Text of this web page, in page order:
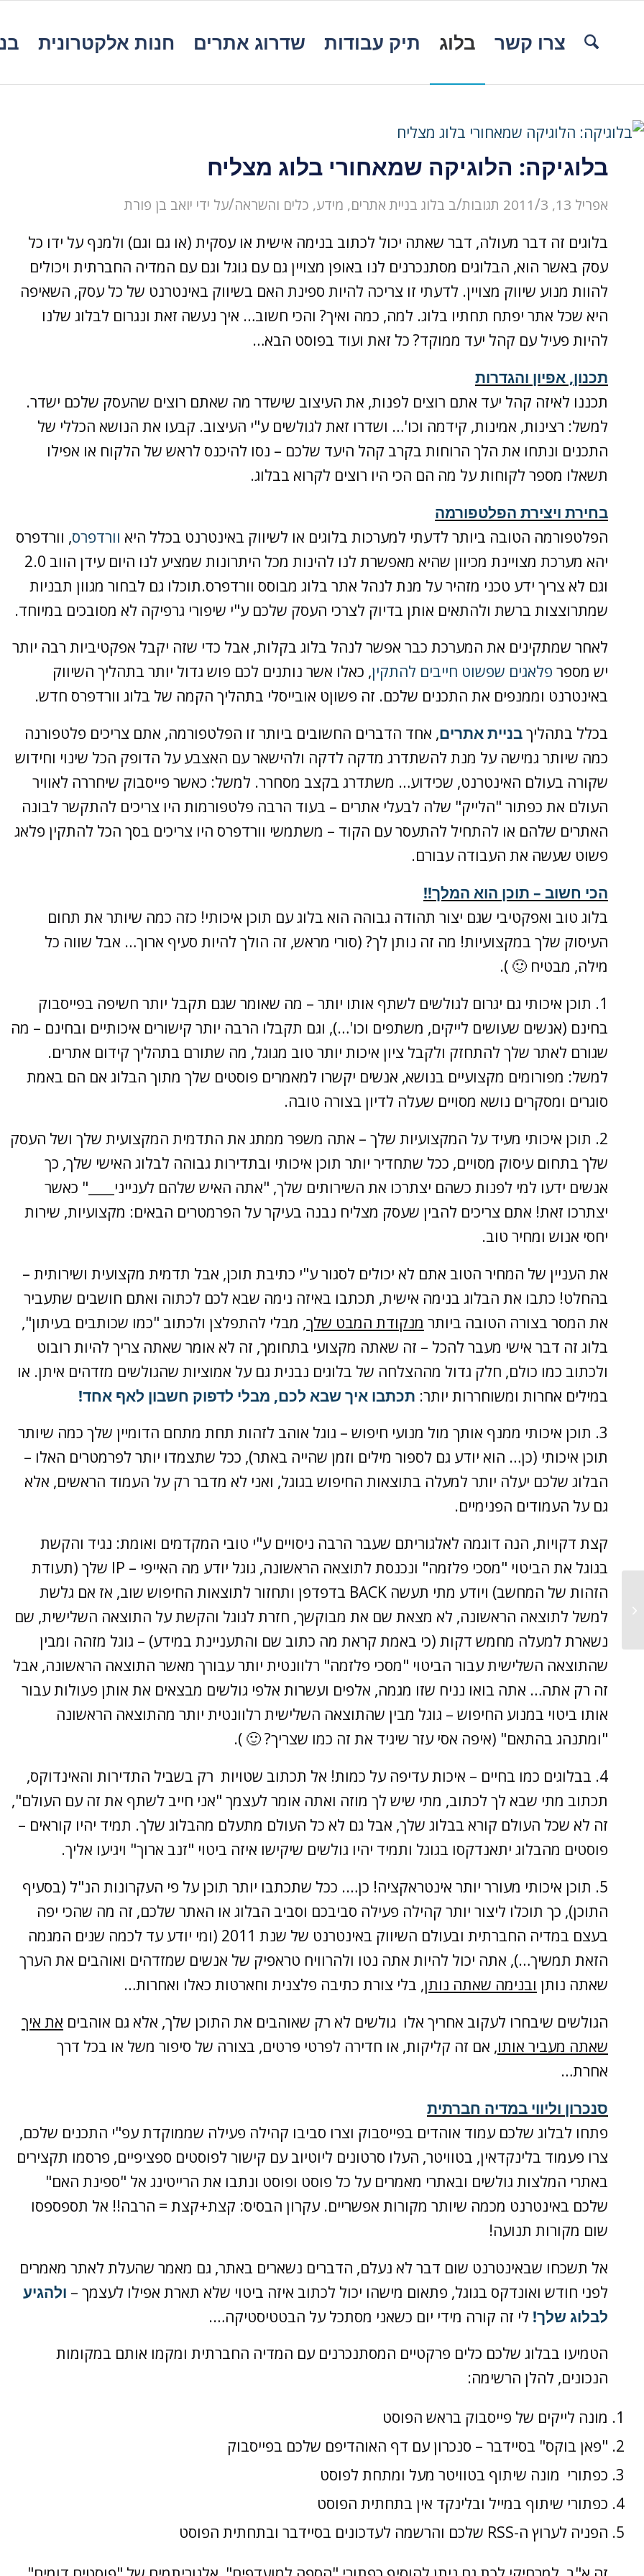
חנות אלקטרונית שדרוג אתרים תיק עבודות בלוג צרו קשר
בלוגיקה: הלוגיקה שמאחורי בלוג מצליח
אפריל 13, 2011 /3 תגובות /ב בלוג בניית אתרים, מידע, כלים והשראה/על ידי יואב בן פורת
בלוגים זה דבר מעולה, דבר שאתה יכול לכתוב בנימה אישית או עסקית (או גם וגם) ולמנף על ידו כל
עסק באשר הוא, הבלוגים מסתנכרנים לנו באופן מצויין גם עם גוגל וגם עם המדיה החברתית ויכולים
להוות מנוע שיווק מצויין. לדעתי זו צריכה להיות ספינת האם בשיווק באינטרנט של כל עסק, השאיפה
היא שכל אתר יפתח תחתיו בלוג. למה, כמה ואיך? והכי חשוב… איך נעשה זאת ונגרום לבלוג שלנו
להיות פעיל עם קהל יעד ממוקד? כל זאת ועוד בפוסט הבא…
תכנון, אפיון והגדרות
תכננו לאיזה קהל יעד אתם רוצים לפנות, את העיצוב שישדר מה שאתם רוצים שהעסק שלכם ישדר.
למשל: רצינות, אמינות, קידמה וכו'… ושדרו זאת לגולשים ע"י העיצוב. קבעו את הנושא הכללי של
התכנים ונתחו את הלך הרוחות בקרב קהל היעד שלכם – נסו להיכנס לראש של הלקוח או אפילו
תשאלו מספר לקוחות על מה הם הכי היו רוצים לקרוא בבלוג.
בחירת ויצירת הפלטפורמה
הפלטפורמה הטובה ביותר לדעתי למערכות בלוגים או לשיווק באינטרנט בכלל היא וורדפרס, וורדפרס
יהא מערכת מצויינת מכיוון שהיא מאפשרת לנו להינות מכל היתרונות שמציע לנו היום עידן הווב 2.0
וגם לא צריך ידע טכני מזהיר על מנת לנהל אתר בלוג מבוסס וורדפרס.תוכלו גם לבחור מגוון תבניות
שמתרוצצות ברשת ולהתאים אותן בדיוק לצרכי העסק שלכם ע"י שיפורי גרפיקה לא מסובכים במיוחד.
לאחר שמתקינים את המערכת כבר אפשר לנהל בלוג בקלות, אבל כדי שזה יקבל אפקטיביות רבה יותר
יש מספר פלאגים שפשוט חייבים להתקין, כאלו אשר נותנים לכם פוש גדול יותר בתהליך השיווק
באינטרנט וממנפים את התכנים שלכם. זה פשוןט אובייסלי בתהליך הקמה של בלוג וורדפרס חדש.
בכלל בתהליךבניית אתרים, אחד הדברים החשובים ביותר זו הפלטפורמה, אתם צריכים פלטפורנה
כמה שיותר גמישה על מנת להשתדרג מדקה לדקה ולהישאר עם האצבע על הדופק הכל שינוי וחידוש
שקורה בעולם האינטרנט, שכידוע… משתדרג בקצב מסחרר. למשל: כאשר פייסבוק שיחררה לאוויר
העולם את כפתור "הלייק" שלה לבעלי אתרים – בעוד הרבה פלטפורמות היו צריכים להתקשר לבונה
האתרים שלהם או להתחיל להתעסר עם הקוד – משתמשי וורדפרס היו צריכים בסך הכל להתקין פלאג
פשוט שעשה את העבודה עבורם.
הכי חשוב – תוכן הוא המלך!!
בלוג טוב ואפקטיבי שגם יצור תהודה גבוהה הוא בלוג עם תוכן איכותי! כזה כמה שיותר את תחום
העיסוק שלך במקצועיות! מה זה נותן לך? (סורי מראש, זה הולך להיות סעיף ארוך… אבל שווה כל
מילה, מבטיח 🙂 ).
1. תוכן איכותי גם יגרום לגולשים לשתף אותו יותר – מה שאומר שגם תקבל יותר חשיפה בפייסבוק
בחינם (אנשים שעושים לייקים, משתפים וכו'…), וגם תקבלו הרבה יותר קישורים איכותיים ובחינם – מה
שגורם לאתר שלך להתחזק ולקבל ציון איכות יותר טוב מגוגל, מה שתורם בתהליך קידום אתרים.
למשל: מפורומים מקצועיים בנושא, אנשים יקשרו למאמרים פוסטים שלך מתוך הבלוג אם הם באמת
סוגרים ומסקרים נושא מסויים שעלה לדיון בצורה טובה.
2. תוכן איכותי מעיד על המקצועיות שלך – אתה משפר ממתג את התדמית המקצועית שלך ושל העסק
שלך בתחום עיסוק מסויים, ככל שתחדיר יותר תוכן איכותי ובתדירות גבוהה לבלוג האישי שלך, כך
אנשים ידעו למי לפנות כשהם יצתרכו את השירותים שלך, "אתה האיש שלהם לענייני____" כאשר
יצתרכו זאת! אתם צריכים להבין שעסק מצליח נבנה בעיקר על הפרמטרים הבאים: מקצועיות, שירות
יחסי אנוש ומחיר טוב.
את העניין של המחיר הטוב אתם לא יכולים לסגור ע"י כתיבת תוכן, אבל תדמית מקצועית ושירותית –
בהחלט! כתבו את הבלוג בנימה אישית, תכתבו באיזה נימה שבא לכם לכתוה ואתם חושבים שתעביר
את המסר בצורה הטובה ביותר מנקודת המבט שלך, מבלי להתפלצן ולכתוב "כמו שכותבים בעיתון",
בלוג זה דבר אישי מעבר להכל – זה שאתה מקצועי בתחומך, זה לא אומר שאתה צריך להיות רובוט
ולכתוב כמו כולם, חלק גדול מההצלחה של בלוגים נבנית גם על אמוציות שהגולשים מזדהים איתן. או
במילים אחרות ומשוחררות יותר: תכתבו איך שבא לכם, מבלי לדפוק חשבון לאף אחד!
3. תוכן איכותי ממנף אותך מול מנועי חיפוש – גוגל אוהב לזהות תחת מתחם הדומיין שלך כמה שיותר
תוכן איכותי (כן… הוא יודע גם לספור מילים וזמן שהייה באתר), ככל שתצמדו יותר לפרמטרים האלו –
הבלוג שלכם יעלה יותר למעלה בתוצאות החיפוש בגוגל, ואני לא מדבר רק על העמוד הראשים, אלא
גם על העמודים הפנימיים.
קצת דקויות, הנה דוגמה לאלגוריתם שעבר הרבה ניסויים ע"י טובי המקדמים ואומת: נגיד והקשת
בגוגל את הביטוי "מסכי פלזמה" ונכנסת לתוצאה הראשונה, גוגל יודע מה האייפי – IP שלך (תעודת
הזהות של המחשב) ויודע מתי תעשה BACK בדפדפן ותחזור לתוצאות החיפוש שוב, אז אם גלשת
למשל לתוצאה הראשונה, לא מצאת שם את מבוקשך, חזרת לגוגל והקשת על התוצאה השלישית, שם
נשארת למעלה מחמש דקות (כי באמת קראת מה כתוב שם והתעניינת במידע) – גוגל מזהה ומבין
שהתוצאה השלישית עבור הביטוי "מסכי פלזמה" רלוונטית יותר עבורך מאשר התוצאה הראשונה, אבל
זה רק אתה… אתה בואו נניח שזו מגמה, אלפים ועשרות אלפי גולשים מבצאים את אותן פעולות עבור
אותו ביטוי במנוע החיפוש – גוגל מבין שהתוצאה השלישית רלוונטית יותר מהתוצאה הראשונה
"ומתנהג בהתאם" (איפה אסי עזר שיגיד את זה כמו שצריך? 🙂 ).
4. בבלוגים כמו בחיים – איכות עדיפה על כמות! אל תכתוב שטויות רק בשביל התדירות והאינדוקס,
תכתוב מתי שבא לך לכתוב, מתי שיש לך מוזה ואתה אומר לעצמך "אני חייב לשתף את זה עם העולם",
זה לא שכל העולם קורא בבלוג שלך, אבל גם לא כל העולם מתעלם מהבלוג שלך. תמיד יהיו קוראים –
פוסטים מהבלוג יתאנדקסו בגוגל ותמיד יהיו גולשים שיקישו איזה ביטוי "זנב ארוך" ויגיעו אליך.
5. תוכן איכותי מעורר יותר אינטראקציה! כן…. ככל שתכתבו יותר תוכן על פי העקרונות הנ"ל (בסעיף
התוכן), כך תוכלו ליצור יותר קהילה פעילה סביבכם וסביב הבלוג או האתר שלכם, זה מה שהכי יפה
בעצם במדיה החברתית ובעולם השיווק באינטרנט של שנת 2011 (ומי יודע עד לכמה שנים המגמה
הזאת תמשיך…), אתה יכול להיות אתה נטו ולהרוויח טראפיק של אנשים שמזדהים ואוהבים את הערך
שאתה נותן ובנימה שאתה נותן, בלי צורת כתיבה פלצנית וחארטות כאלו ואחרות…
הגולשים שיבחרו לעקוב אחריך אלו גולשים לא רק שאוהבים את התוכן שלך, אלא גם אוהבים את איך
שאתה מעביר אותו, אם זה קליקות, או חדירה לפרטי פרטים, בצורה של סיפור משל או בכל דרך
אחרת…
סנכרון וליווי במדיה חברתית
פתחו לבלוג שלכם עמוד אוהדים בפייסבוק וצרו סביבו קהילה פעילה שממוקדת עפ"י התכנים שלכם,
צרו פעמוד בלינקדאין, בטוויטר, העלו סרטונים ליוטיוב עם קישור לפוסטים ספציפיים, פרסמו תקצירים
באתרי המלצות גולשים ובאתרי מאמרים על כל פוסט ופוסט ונתבו את הרייטינג אל "ספינת האם"
שלכם באינטרנט מכמה שיותר מקורות אפשריים. עקרון הבסיס: קצת+קצת = הרבה!! אל תספספסו
שום מקורות תנועה!
אל תשכחו שבאינטרנט שום דבר לא נעלם, הדברים נשארים באתר, גם מאמר שהעלת לאתר מאמרים
לפני חודש ואונדקס בגוגל, פתאום מישהו יכול לכתוב איזה ביטוי שלא תארת אפילו לעצמך – ולהגיע
לבלוג שלך! לי זה קורה מידי יום כשאני מסתכל על הבטטיסטיקה….
הטמיעו בבלוג שלכם כלים פרקטיים המסתנכרנים עם המדיה החברתית ומקמו אותם במקומות
הנכונים, להלן הרשימה:
מונה לייקים של פייסבוק בראש הפוסט
"פאן בוקס" בסיידבר – סנכרון עם דף האוהדיפם שלכם בפייסבוק
כפתורי מונה שיתוף בטוויטר מעל ומתחת לפוסט
כפתורי שיתוף במייל ובלינקד אין בתחתית הפוסט
הפניה לערוץ ה-RSS שלכם והרשמה לעדכונים בסיידבר ובתחתית הפוסט
סערת הטוקבקים של השבוע ומה אנחנו
יכולים ללמוד מזה?...